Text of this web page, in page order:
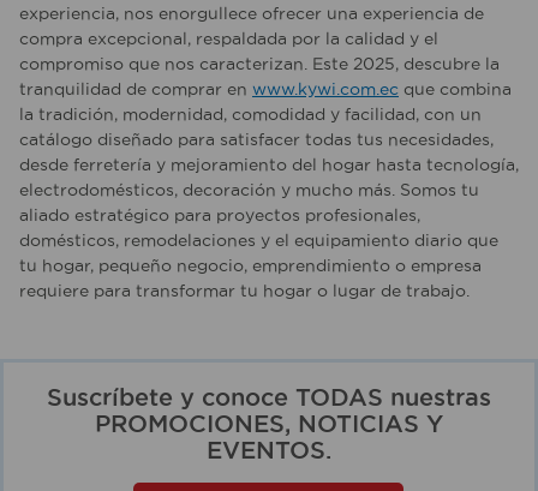
experiencia, nos enorgullece ofrecer una experiencia de
compra excepcional, respaldada por la calidad y el
compromiso que nos caracterizan. Este 2025, descubre la
tranquilidad de comprar en www.kywi.com.ec que combina
la tradición, modernidad, comodidad y facilidad, con un
catálogo diseñado para satisfacer todas tus necesidades,
desde ferretería y mejoramiento del hogar hasta tecnología,
electrodomésticos, decoración y mucho más. Somos tu
aliado estratégico para proyectos profesionales,
domésticos, remodelaciones y el equipamiento diario que
tu hogar, pequeño negocio, emprendimiento o empresa
requiere para transformar tu hogar o lugar de trabajo.
Suscríbete y conoce TODAS nuestras
PROMOCIONES, NOTICIAS Y
EVENTOS.